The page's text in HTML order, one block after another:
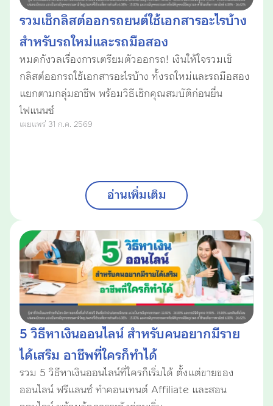
รวมเช็กลิสต์ออกรถยนต์ใช้เอกสารอะไรบ้าง
สำหรับรถใหม่และรถมือสอง
หมดกังวลเรื่องการเตรียมตัวออกรถ! เงินให้ใจรวมเช็
กลิสต์ออกรถใช้เอกสารอะไรบ้าง ทั้งรถใหม่และรถมือสอง
แยกตามกลุ่มอาชีพ พร้อมวิธีเช็กคุณสมบัติก่อนยื่น
ไฟแนนซ์
เผยแพร่ 31 ก.ค. 2569
อ่านเพิ่มเติม
5 วิธีหาเงินออนไลน์ สำหรับคนอยากมีราย
ได้เสริม อาชีพที่ใครก็ทำได้
รวม 5 วิธีหาเงินออนไลน์ที่ใครก็เริ่มได้ ตั้งแต่ขายของ
ออนไลน์ ฟรีแลนซ์ ทำคอนเทนต์ Affiliate และสอน